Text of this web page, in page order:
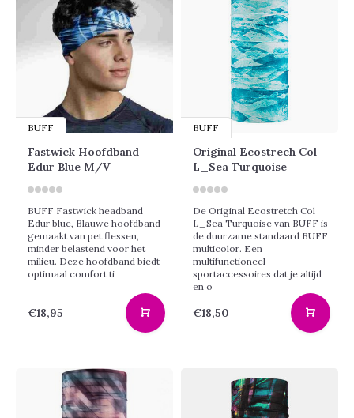
BUFF
Fastwick Hoofdband
Edur Blue M/V
BUFF Fastwick headband
Edur blue, Blauwe hoofdband
gemaakt van pet flessen,
minder belastend voor het
milieu. Deze hoofdband biedt
optimaal comfort ti
€18,95
BUFF
Original Ecostrech Col
L_Sea Turquoise
De Original Ecostretch Col
L_Sea Turquoise van BUFF is
de duurzame standaard BUFF
multicolor. Een
multifunctioneel
sportaccessoires dat je altijd
en o
€18,50